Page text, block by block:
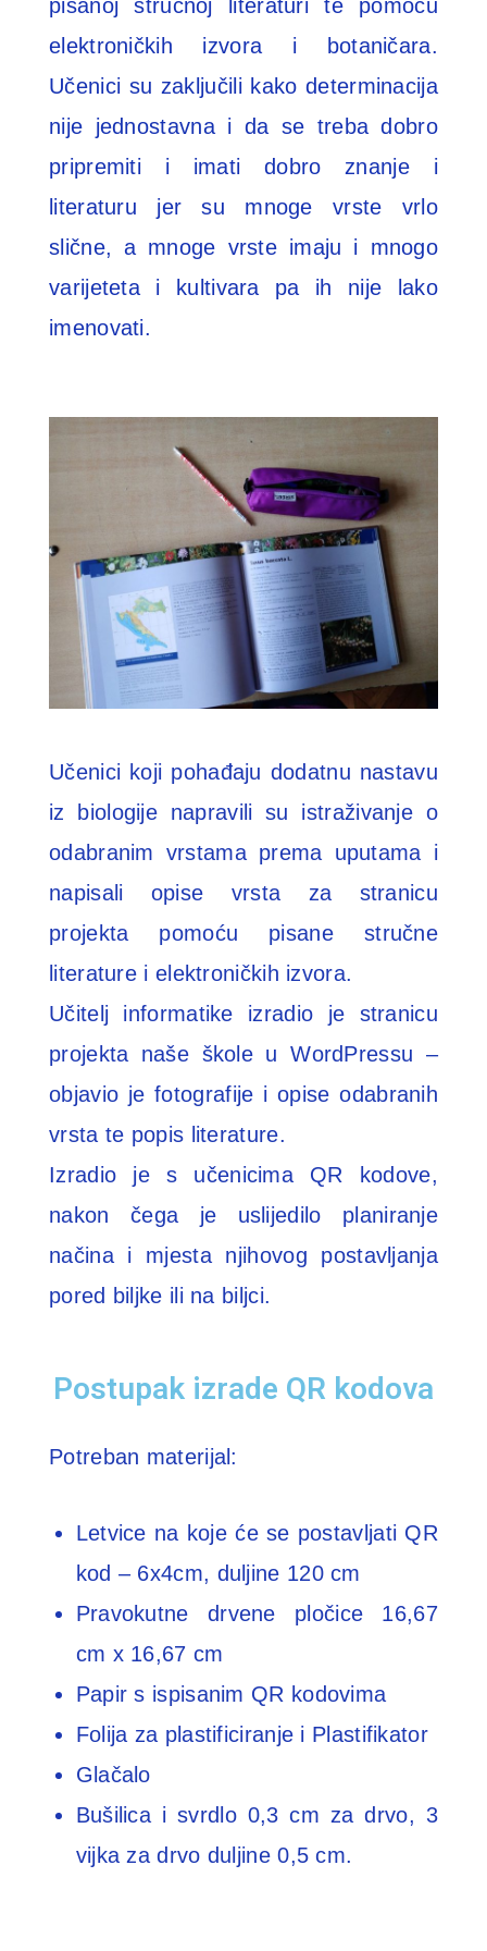
pisanoj stručnoj literaturi te pomoću
elektroničkih izvora i botaničara.
Učenici su zaključili kako determinacija
nije jednostavna i da se treba dobro
pripremiti i imati dobro znanje i
literaturu jer su mnoge vrste vrlo
slične, a mnoge vrste imaju i mnogo
varijeteta i kultivara pa ih nije lako
imenovati.
Učenici koji pohađaju dodatnu nastavu
iz biologije napravili su istraživanje o
odabranim vrstama prema uputama i
napisali opise vrsta za stranicu
projekta pomoću pisane stručne
literature i elektroničkih izvora.
Učitelj informatike izradio je stranicu
projekta naše škole u WordPressu –
objavio je fotografije i opise odabranih
vrsta te popis literature.
Izradio je s učenicima QR kodove,
nakon čega je uslijedilo planiranje
načina i mjesta njihovog postavljanja
pored biljke ili na biljci.
Postupak izrade QR kodova
Potreban materijal:
Letvice na koje će se postavljati QR
kod – 6x4cm, duljine 120 cm
Pravokutne drvene pločice 16,67
cm x 16,67 cm
Papir s ispisanim QR kodovima
Folija za plastificiranje i Plastifikator
Glačalo
Bušilica i svrdlo 0,3 cm za drvo, 3
vijka za drvo duljine 0,5 cm.